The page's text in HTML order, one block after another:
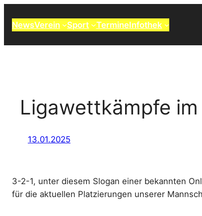
Inhalt
NewsVerein Sport TermineInfothek
Ligawettkämpfe
13.01.2025
3-2-1, unter diesem Slogan einer bekannten
für die aktuellen Platzierungen unserer